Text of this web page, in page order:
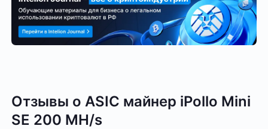
Отзывы о ASIC майнер iPollo Mini
SE 200 MH/s